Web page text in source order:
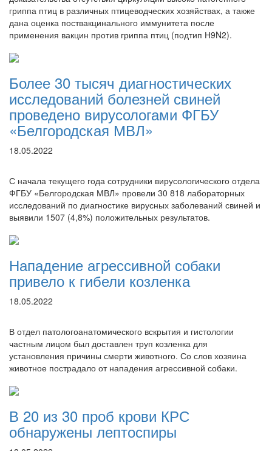
гриппа птиц в различных птицеводческих хозяйствах, а также
дана оценка поствакцинального иммунитета после
применения вакцин против гриппа птиц (подтип Н9N2).
Более 30 тысяч диагностических
исследований болезней свиней
проведено вирусологами ФГБУ
«Белгородская МВЛ»
18.05.2022
С начала текущего года сотрудники вирусологического отдела
ФГБУ «Белгородская МВЛ» провели 30 818 лабораторных
исследований по диагностике вирусных заболеваний свиней и
выявили 1507 (4,8%) положительных результатов.
Нападение агрессивной собаки
привело к гибели козленка
18.05.2022
В отдел патологоанатомического вскрытия и гистологии
частным лицом был доставлен труп козленка для
установления причины смерти животного. Со слов хозяина
животное пострадало от нападения агрессивной собаки.
В 20 из 30 проб крови КРС
обнаружены лептоспиры